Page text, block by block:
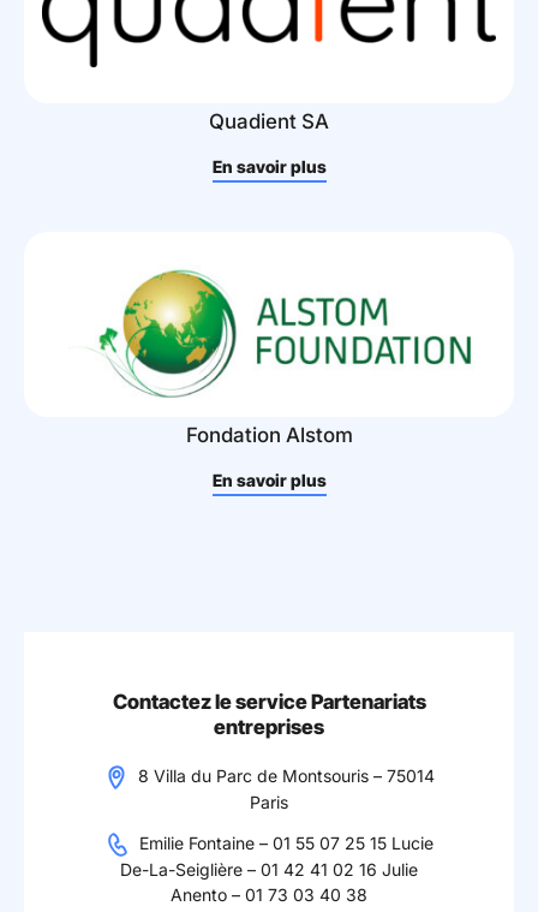
Quadient SA
En savoir plus
Fondation Alstom
En savoir plus
Contactez le service Partenariats
entreprises
8 Villa du Parc de Montsouris – 75014
Paris
Emilie Fontaine – 01 55 07 25 15 Lucie
De-La-Seiglière – 01 42 41 02 16 Julie
Anento – 01 73 03 40 38